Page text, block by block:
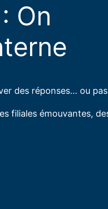
: On
des réponses… ou
filiales émouvantes,